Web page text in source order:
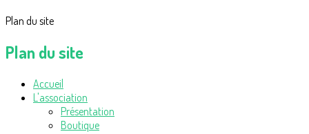
Plan du site
Plan du site
Accueil
L'association
Présentation
Boutique